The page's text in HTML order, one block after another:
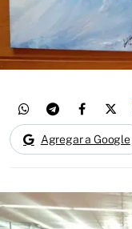
Agregar a Google